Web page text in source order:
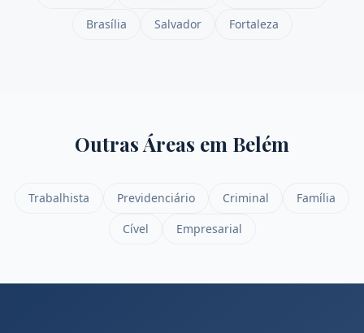
Brasília
Salvador Fortaleza
Outras Áreas em Belém
Trabalhista Previdenciário Criminal
Família
Cível
Empresarial